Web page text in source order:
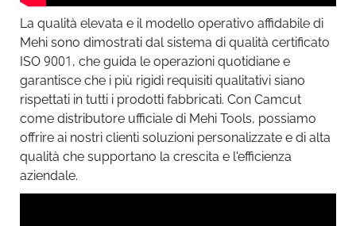
La qualità elevata e il modello operativo affidabile di
Mehi sono dimostrati dal sistema di qualità certificato
ISO 9001, che guida le operazioni quotidiane e
garantisce che i più rigidi requisiti qualitativi siano
rispettati in tutti i prodotti fabbricati. Con Camcut
come distributore ufficiale di Mehi Tools, possiamo
offrire ai nostri clienti soluzioni personalizzate e di alta
qualità che supportano la crescita e l'efficienza
aziendale.